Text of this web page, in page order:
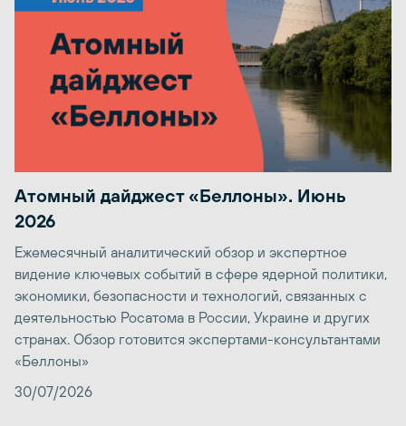
Атомный дайджест «Беллоны». Июнь
2026
Ежемесячный аналитический обзор и экспертное
видение ключевых событий в сфере ядерной политики,
экономики, безопасности и технологий, связанных с
деятельностью Росатома в России, Украине и других
странах. Обзор готовится экспертами-консультантами
«Беллоны»
30/07/2026